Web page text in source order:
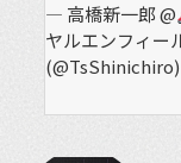
— 高橋新一郎 @
ヤルエンフィー
(@TsShinichiro)